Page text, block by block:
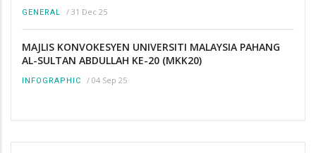
GENERAL / 31 Dec 25
MAJLIS KONVOKESYEN UNIVERSITI MALAYSIA PAHANG
AL-SULTAN ABDULLAH KE-20 (MKK20)
INFOGRAPHIC / 04 Sep 25